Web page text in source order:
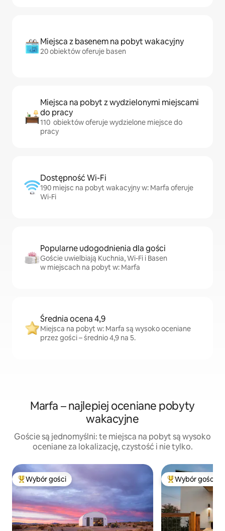
Miejsca z basenem na pobyt wakacyjny
20 obiektów oferuje basen
Miejsca na pobyt z wydzielonymi miejscami
do pracy
110 obiektów oferuje wydzielone miejsce do
pracy
Dostępność Wi-Fi
190 miejsc na pobyt wakacyjny w: Marfa oferuje
Wi-Fi
Popularne udogodnienia dla gości
Goście uwielbiają Kuchnia, Wi-Fi i Basen
w miejscach na pobyt w: Marfa
Średnia ocena 4,9
Miejsca na pobyt w: Marfa są wysoko oceniane
przez gości – średnio 4,9 na 5.
Marfa – najlepiej oceniane pobyty
wakacyjne
Goście są jednomyślni: te miejsca na pobyt są wysoko
oceniane za lokalizację, czystość i nie tylko.
Najpopularniejsze z kategorii Wybór gości
Wybór gości Wybór gości